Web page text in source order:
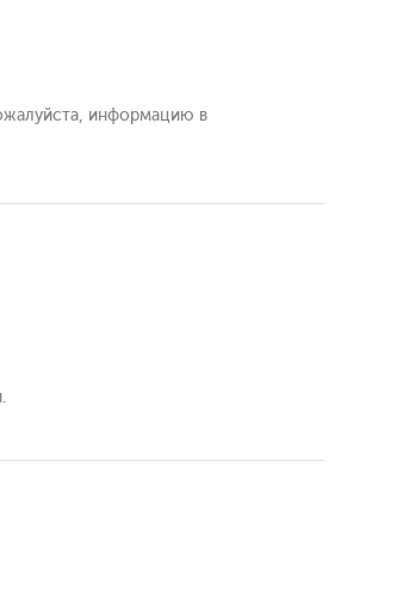
информацию в